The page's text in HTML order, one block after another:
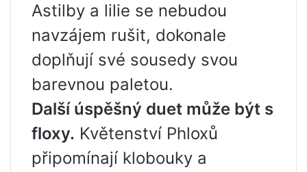
Astilby a lilie se nebudou
navzájem rušit, dokonale
doplňují své sousedy svou
barevnou paletou.
Další úspěšný duet může být s
floxy. Květenství Phloxů
připomínají klobouky a